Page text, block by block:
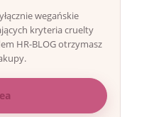
wegańskie
kryteria cruelty
HR-BLOG otrzymasz